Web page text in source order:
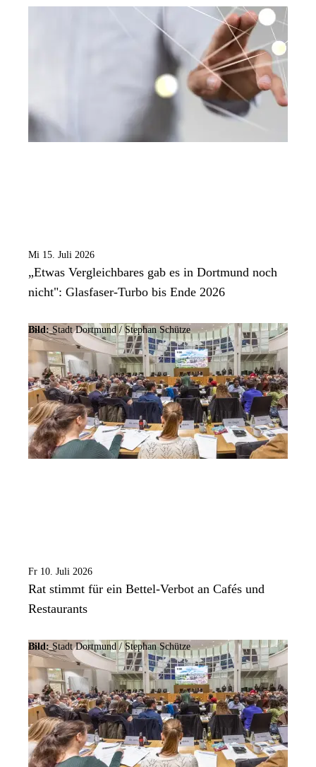
Mi 15. Juli 2026
„Etwas Vergleichbares gab es in Dortmund noch
nicht": Glasfaser-Turbo bis Ende 2026
Bild:Stadt Dortmund / Stephan Schütze
Fr 10. Juli 2026
Rat stimmt für ein Bettel-Verbot an Cafés und
Restaurants
Bild:Stadt Dortmund / Stephan Schütze